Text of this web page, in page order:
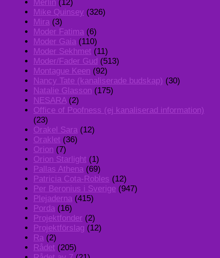
Merlin (12)
Mike Quinsey (326)
Mira (3)
Moder Fatima (6)
Moder Gaia (110)
Moder Sekhmet (11)
Moder/Fader Gud (513)
Montague Keen (92)
Nancy Tate (kanaliserade budskap) (30)
Natalie Glasson (175)
NESARA(2)
Office of Poofness (ej kanaliserad information)
(23)
Orakel Sara (12)
Oraklet (36)
Orion (7)
Orion Starlight (1)
Pallas Athena (69)
Patricia Cota-Robles (12)
Per Beronius i Sverige (947)
Plejaderna (415)
Porda (16)
Projektfonder (2)
Projektförslag (12)
Ra (2)
Rådet (205)